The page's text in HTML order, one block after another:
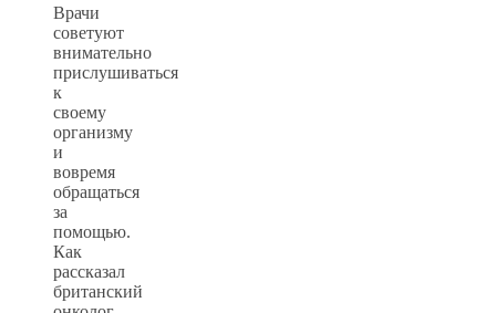
Врачи
советуют
внимательно
прислушиваться
к
своему
организму
и
вовремя
обращаться
за
помощью.
Как
рассказал
британский